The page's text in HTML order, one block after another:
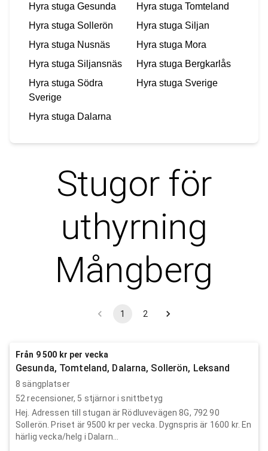
Hyra stuga Gesunda Hyra stuga Tomteland
Hyra stuga Sollerön Hyra stuga Siljan
Hyra stuga Nusnäs Hyra stuga Mora
Hyra stuga Siljansnäs Hyra stuga Bergkarlås
Hyra stuga Södra
Sverige
Hyra stuga Sverige
Hyra stuga Dalarna
Stugor för
uthyrning
Mångberg
1 2
Från 9 500 kr per vecka
Gesunda, Tomteland, Dalarna, Sollerön, Leksand
8 sängplatser
52 recensioner, 5 stjärnor i snittbetyg
Hej. Adressen till stugan är Rödluvevägen 8G, 792 90
Sollerön. Priset är 9500 kr per vecka. Dygnspris är 1600 kr. En
härlig vecka/helg i Dalarn...